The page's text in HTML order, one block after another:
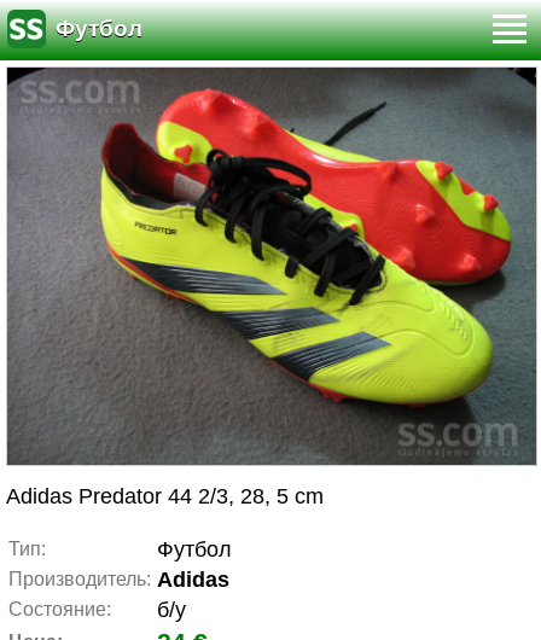
Футбол
Adidas Predator 44 2/3, 28, 5 cm
Тип: Футбол
Производитель: Adidas
Состояние: б/у